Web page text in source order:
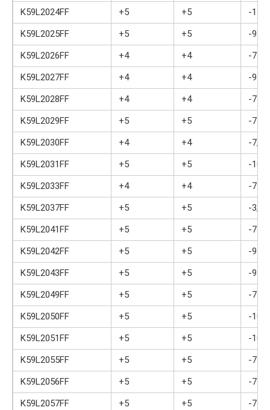
K59L2024FF
+5 +5
-11
K59L2025FF
+5 +5
-9
K59L2026FF
+4 +4
-7
K59L2027FF
+4 +4
-9
K59L2028FF
+4 +4
-7
K59L2029FF
+5 +5
-7
K59L2030FF
+4 +4
-7,3
K59L2031FF
+5 +5
-10
K59L2033FF
+4 +4
-7
K59L2037FF
+5 +5
-3,5
K59L2041FF
+5 +5
-7
K59L2042FF
+5 +5
-9
K59L2043FF
+5 +5
-9
K59L2049FF
+5 +5
-7
K59L2050FF
+5 +5
-10
K59L2051FF
+5 +5
-10
K59L2055FF
+5 +5
-7
K59L2056FF
+5 +5
-7
K59L2057FF
+5 +5
-7